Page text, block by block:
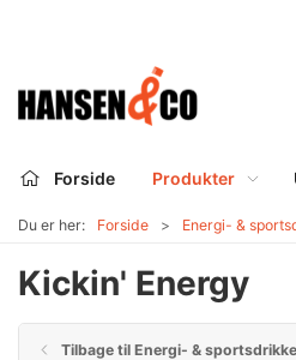
Forside Produkter
Du er her: Forside Energi- &
Kickin' Energy
Tilbage til Energi- & sportsdrikke